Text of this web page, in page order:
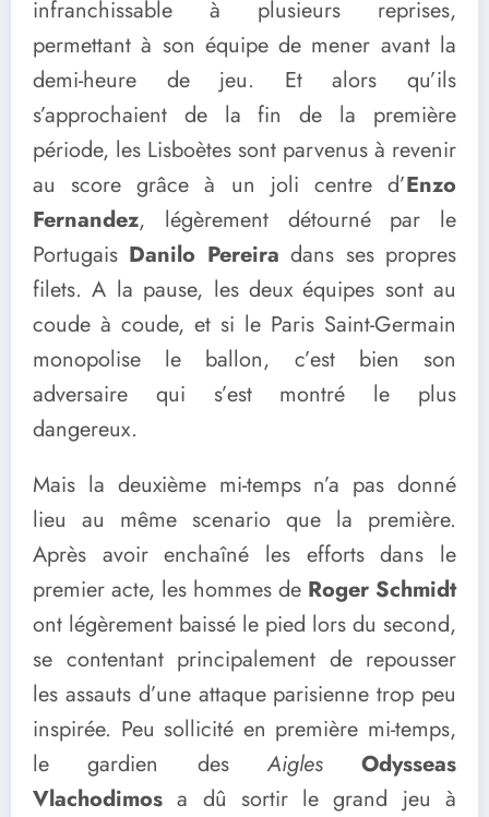
infranchissable à plusieurs reprises,
permettant à son équipe de mener avant la
demi-heure de jeu. Et alors qu’ils
s’approchaient de la fin de la première
période, les Lisboètes sont parvenus à revenir
au score grâce à un joli centre d’Enzo
Fernandez, légèrement détourné par le
Portugais Danilo Pereira dans ses propres
filets. A la pause, les deux équipes sont au
coude à coude, et si le Paris Saint-Germain
monopolise le ballon, c’est bien son
adversaire qui s’est montré le plus
dangereux.
Mais la deuxième mi-temps n’a pas donné
lieu au même scenario que la première.
Après avoir enchaîné les efforts dans le
premier acte, les hommes de Roger Schmidt
ont légèrement baissé le pied lors du second,
se contentant principalement de repousser
les assauts d’une attaque parisienne trop peu
inspirée. Peu sollicité en première mi-temps,
le gardien desAigles
Odysseas
Vlachodimos a dû sortir le grand jeu à